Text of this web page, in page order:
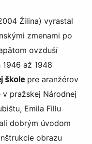
Žilina) vyrastal
zmenami po
ovzduší
až 1948
školepre aranžérov
pražskej Národnej
Emila Fillu
dobrým úvodom
obrazu